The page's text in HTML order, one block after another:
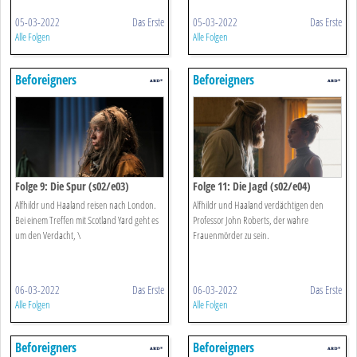
05-03-2022 Das Erste
Alle Folgen
05-03-2022 Das Erste
Alle Folgen
Beforeigners
Folge 9: Die Spur (s02/e03)
Alfhildr und Haaland reisen nach London.
Bei einem Treffen mit Scotland Yard geht es
um den Verdacht, \
06-03-2022 Das Erste
Alle Folgen
Beforeigners
Folge 11: Die Jagd (s02/e04)
Alfhildr und Haaland verdächtigen den
Professor John Roberts, der wahre
Frauenmörder zu sein.
06-03-2022 Das Erste
Alle Folgen
Beforeigners Beforeigners